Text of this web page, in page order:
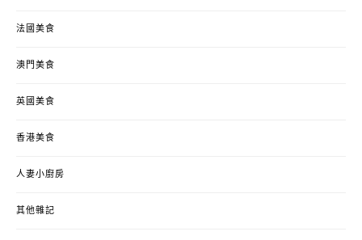
法國美食
澳門美食
英國美食
香港美食
人妻小廚房
其他雜記